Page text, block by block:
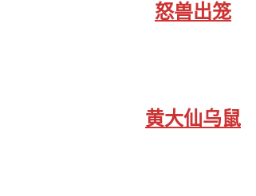
怒兽出笼
黄大仙乌鼠